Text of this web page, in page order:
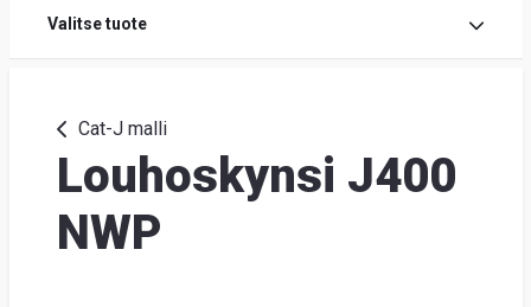
Valitse tuote
Cat-J malli
Louhoskynsi J400
NWP